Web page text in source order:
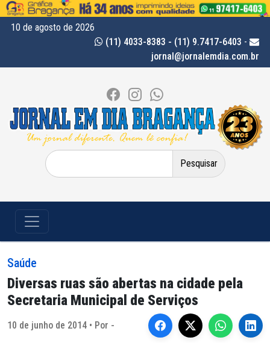
10 de agosto de 2026
(11) 4033-8383 - (11) 9.7417-6403 -
jornal@jornalemdia.com.br
Pesquisar
por:
Saúde
Diversas ruas são abertas na cidade pela
Secretaria Municipal de Serviços
10 de junho de 2014 • Por -